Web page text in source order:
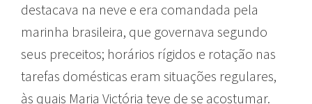
destacava na neve e era comandada pela
marinha brasileira, que governava segundo
seus preceitos; horários rígidos e rotação nas
tarefas domésticas eram situações regulares,
às quais Maria Victória teve de se acostumar.